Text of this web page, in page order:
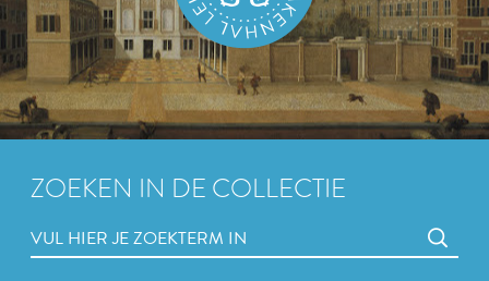
ZOEKEN IN DE COLLECTIE